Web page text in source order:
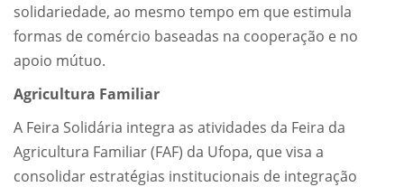
solidariedade, ao mesmo tempo em que estimula
formas de comércio baseadas na cooperação e no
apoio mútuo.
Agricultura Familiar
A Feira Solidária integra as atividades da Feira da
Agricultura Familiar (FAF) da Ufopa, que visa a
consolidar estratégias institucionais de integração